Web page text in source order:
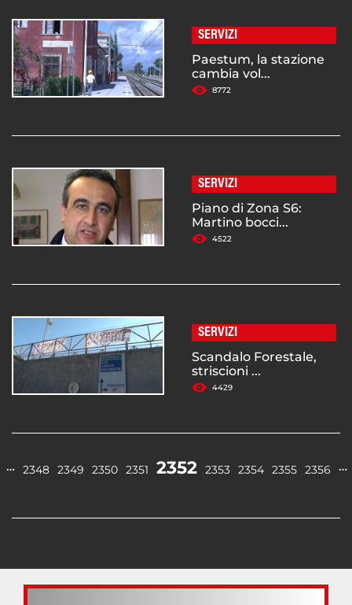
SERVIZI
Paestum, la stazione
cambia vol...
8772
SERVIZI
Piano di Zona S6:
Martino bocci...
4522
SERVIZI
Scandalo Forestale,
striscioni ...
4429
… 2348 2349 2350 2351 2352 2353 2354 2355 2356 …